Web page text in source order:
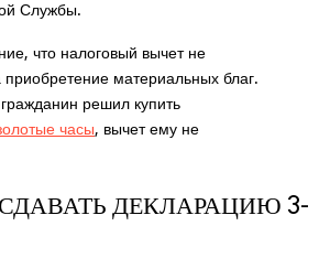
Службы.
что налоговый вычет не
материальных благ.
решил купить
часы, вычет ему не
ДЕКЛАРАЦИЮ 3-